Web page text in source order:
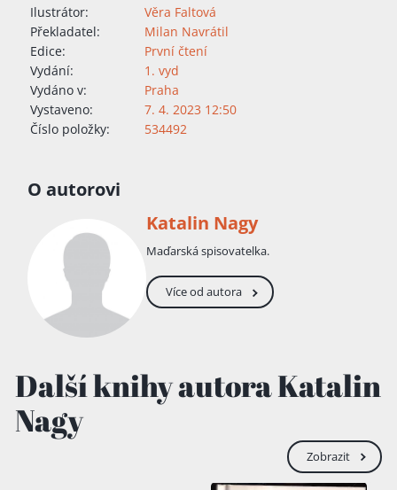
Ilustrátor:
Věra Faltová
Překladatel:
Milan Navrátil
Edice:
První čtení
Vydání:
1. vyd
Vydáno v:
Praha
Vystaveno:
7. 4. 2023 12:50
Číslo položky:
534492
O autorovi
Katalin Nagy
Maďarská spisovatelka.
Více od autora
Další knihy autora Katalin
Nagy
Zobrazit